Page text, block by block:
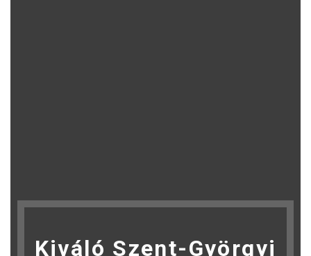
Kiváló Szent-Györgyi